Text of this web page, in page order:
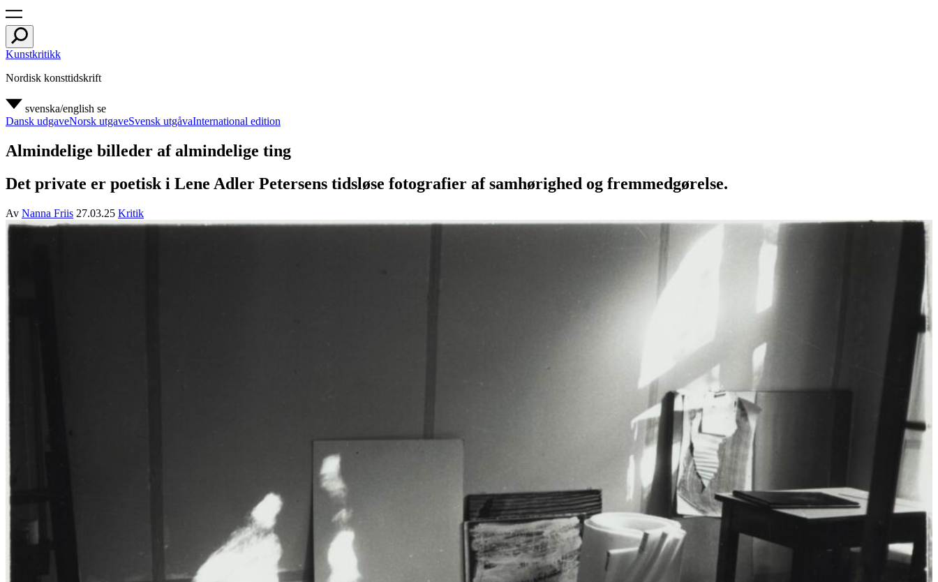
Kunstkritikk
Nordisk konsttidskrift
svenska/english se
Dansk udgaveNorsk utgaveSvensk utgåvaInternational edition
Almindelige billeder af almindelige ting
Det private er poetisk i Lene Adler Petersens tidsløse fotografier af samhørighed og fremmedgørelse.
Av Nanna Friis 27.03.25 Kritik